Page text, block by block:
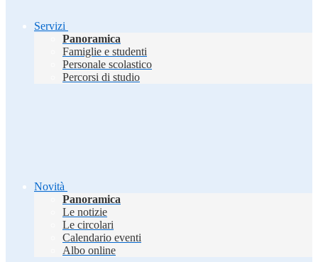
Servizi
Panoramica
Famiglie e studenti
Personale scolastico
Percorsi di studio
Novità
Panoramica
Le notizie
Le circolari
Calendario eventi
Albo online